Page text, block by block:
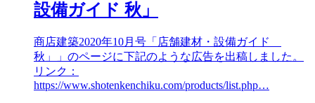
設備ガイド 秋」
商店建築2020年10月号「店舗建材・設備ガイド
秋」」のページに下記のような広告を出稿しました。
リンク：
https://www.shotenkenchiku.com/products/list.php…